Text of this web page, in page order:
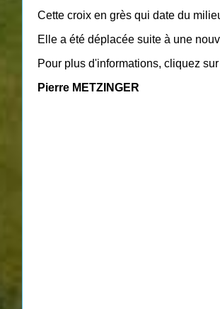
Cette croix en grès qui date du
Elle a été déplacée suite à une
Pour plus d'informations, cliquez
Pierre METZINGER